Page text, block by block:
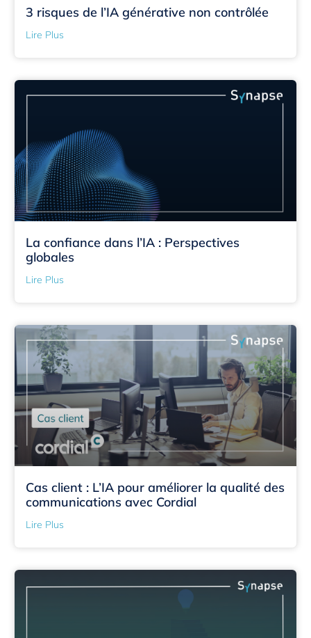
3 risques de l’IA générative non contrôlée
Lire Plus
La confiance dans l’IA : Perspectives
globales
Lire Plus
Cas client : L’IA pour améliorer la qualité des
communications avec Cordial
Lire Plus